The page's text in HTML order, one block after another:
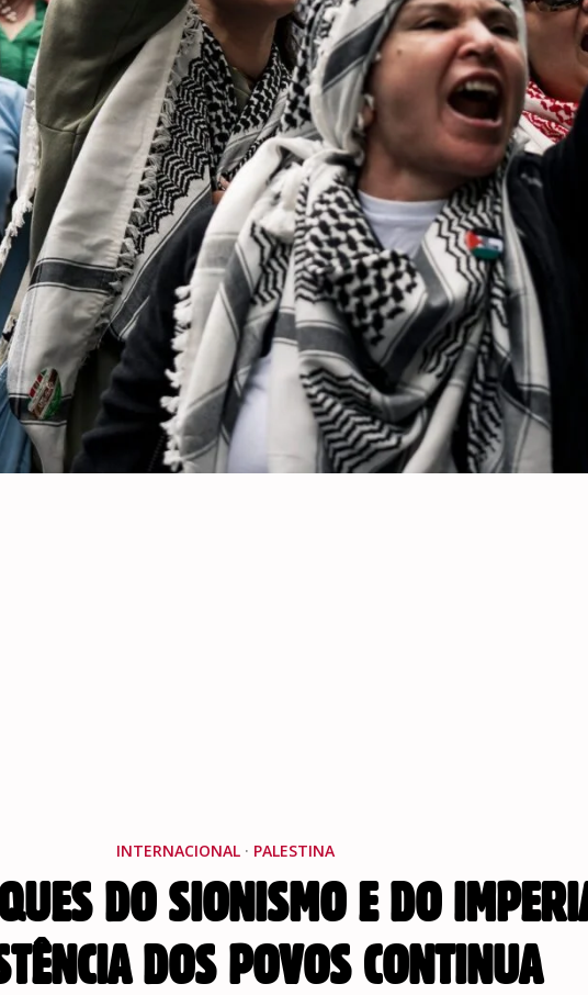
INTERNACIONAL · PALESTINA
DO SIONISMO E DO
DOS POVOS CONTINUA